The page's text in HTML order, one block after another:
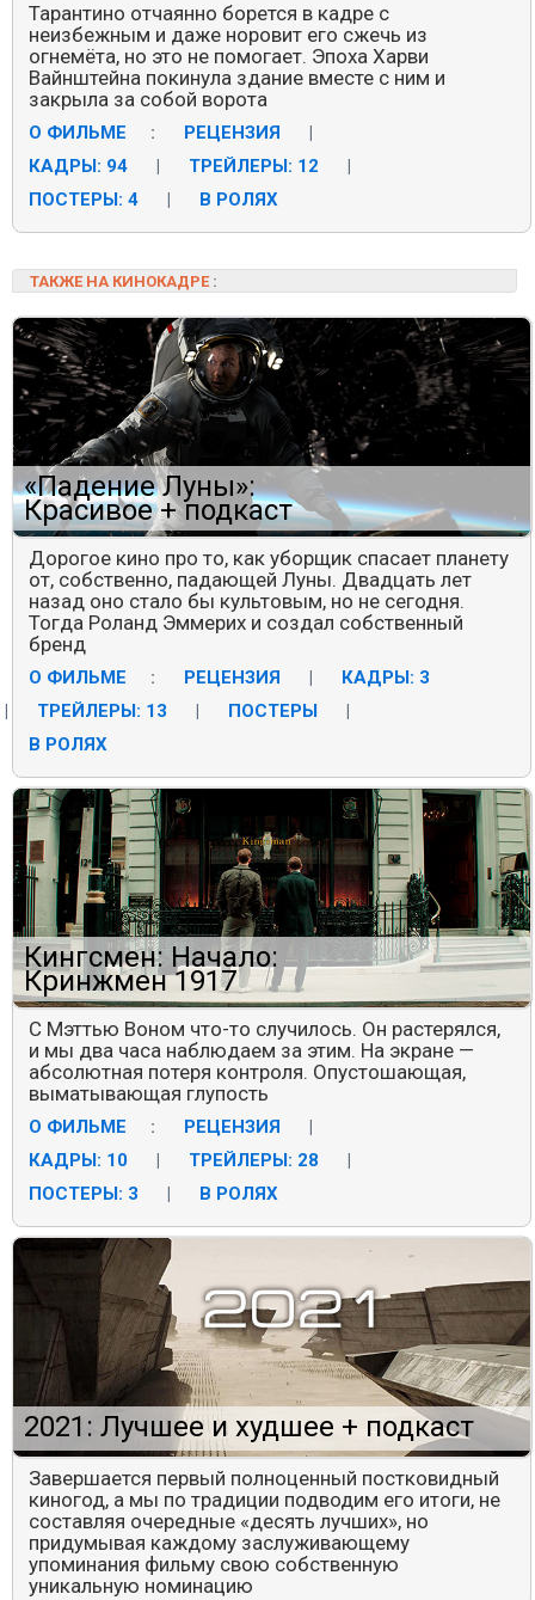
Тарантино отчаянно борется в кадре с
неизбежным и даже норовит его сжечь из
огнемёта, но это не помогает. Эпоха Харви
Вайнштейна покинула здание вместе с ним и
закрыла за собой ворота
О ФИЛЬМЕ : РЕЦЕНЗИЯ
КАДРЫ: 94
ТРЕЙЛЕРЫ: 12
ПОСТЕРЫ: 4
В РОЛЯХ
ТАКЖЕ НА КИНОКАДРЕ :
«Падение Луны»:
Красивое + подкаст
Дорогое кино про то, как уборщик спасает планету
от, собственно, падающей Луны. Двадцать лет
назад оно стало бы культовым, но не сегодня.
Тогда Роланд Эммерих и создал собственный
бренд
О ФИЛЬМЕ : РЕЦЕНЗИЯ
КАДРЫ: 3
ТРЕЙЛЕРЫ: 13 ПОСТЕРЫ
В РОЛЯХ
Кингсмен: Начало:
Кринжмен 1917
С Мэттью Воном что-то случилось. Он растерялся,
и мы два часа наблюдаем за этим. На экране —
абсолютная потеря контроля. Опустошающая,
выматывающая глупость
О ФИЛЬМЕ : РЕЦЕНЗИЯ
КАДРЫ: 10
ТРЕЙЛЕРЫ: 28
ПОСТЕРЫ: 3
В РОЛЯХ
2021: Лучшее и худшее + подкаст
Завершается первый полноценный постковидный
киногод, а мы по традиции подводим его итоги, не
составляя очередные «десять лучших», но
придумывая каждому заслуживающему
упоминания фильму свою собственную
уникальную номинацию